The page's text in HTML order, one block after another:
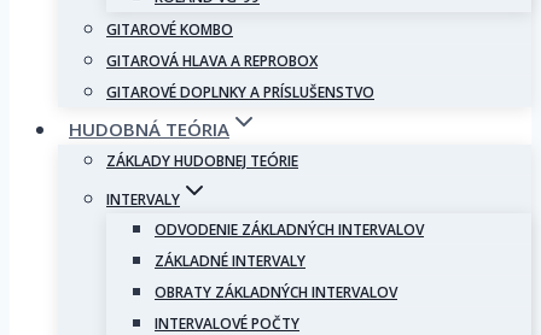
GITAROVÉ KOMBO
GITAROVÁ HLAVA A REPROBOX
GITAROVÉ DOPLNKY A PRÍSLUŠENSTVO
HUDOBNÁ TEÓRIA
ZÁKLADY HUDOBNEJ TEÓRIE
INTERVALY
ODVODENIE ZÁKLADNÝCH INTERVALOV
ZÁKLADNÉ INTERVALY
OBRATY ZÁKLADNÝCH INTERVALOV
INTERVALOVÉ POČTY